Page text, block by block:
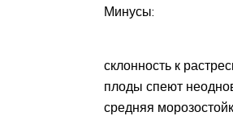
Минусы:
склонность к
плоды спеют
средняя